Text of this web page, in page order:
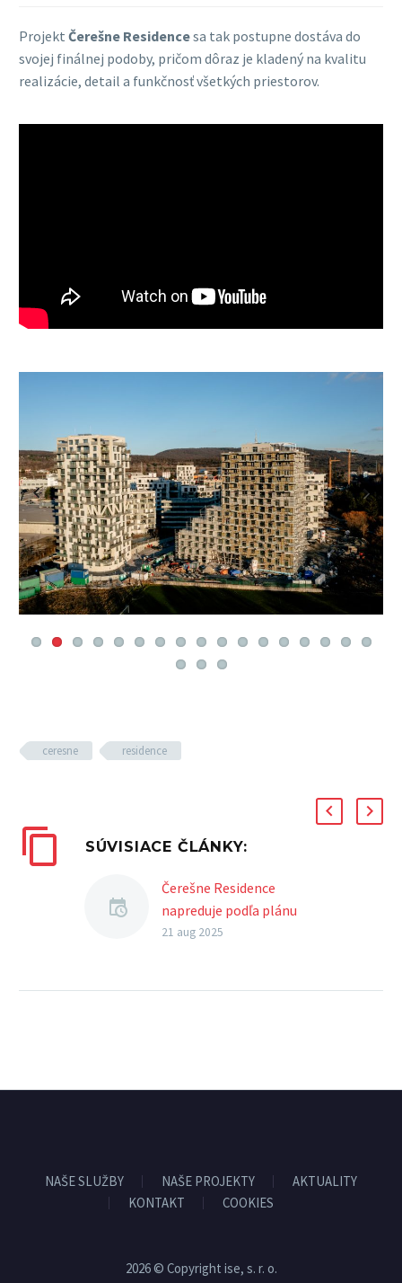
Projekt Čerešne Residencesa tak postupne dostáva do
svojej finálnej podoby, pričom dôraz je kladený na kvalitu
realizácie, detail a funkčnosť všetkých priestorov.
Previous Next
ceresne residence
SÚVISIACE ČLÁNKY:
Čerešne Residence
napreduje podľa plánu
21 aug 2025
NAŠE SLUŽBY NAŠE PROJEKTY
AKTUALITY
KONTAKT
COOKIES
2026 © Copyright ise, s. r. o.